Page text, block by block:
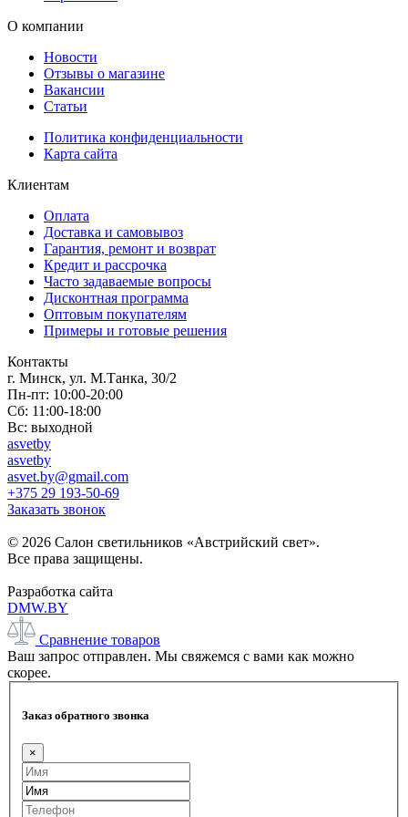
О компании
Новости
Отзывы о магазине
Вакансии
Статьи
Политика конфиденциальности
Карта сайта
Клиентам
Оплата
Доставка и самовывоз
Гарантия, ремонт и возврат
Кредит и рассрочка
Часто задаваемые вопросы
Дисконтная программа
Оптовым покупателям
Примеры и готовые решения
Контакты
г. Минск, ул. М.Танка, 30/2
Пн-пт: 10:00-20:00
Сб: 11:00-18:00
Вс: выходной
asvetby
asvetby
asvet.by@gmail.com
+375 29 193-50-69
Заказать звонок
© 2026 Салон светильников «Австрийский свет».
Все права защищены.
Разработка сайта
DMW.BY
Сравнение товаров
Ваш запрос отправлен. Мы свяжемся с вами как можно
скорее.
Заказ обратного звонка
×